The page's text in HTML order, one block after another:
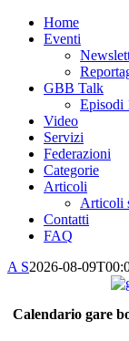
Home
Eventi
GBB Talk
Episodi
Video
Servizi
Federazioni
Categorie
Articoli
Articoli
Contatti
FAQ
A S2026-08-
Calendario gare